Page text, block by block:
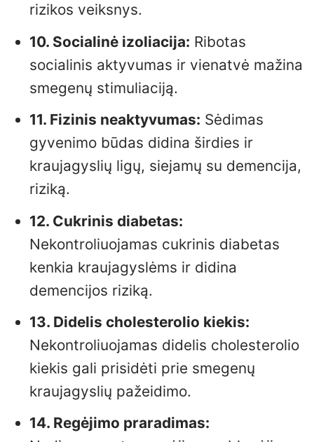
rizikos veiksnys.
10. Socialinė izoliacija: Ribotas
socialinis aktyvumas ir vienatvė mažina
smegenų stimuliaciją.
11. Fizinis neaktyvumas: Sėdimas
gyvenimo būdas didina širdies ir
kraujagyslių ligų, siejamų su demencija,
riziką.
12. Cukrinis diabetas:
Nekontroliuojamas cukrinis diabetas
kenkia kraujagyslėms ir didina
demencijos riziką.
13. Didelis cholesterolio kiekis:
Nekontroliuojamas didelis cholesterolio
kiekis gali prisidėti prie smegenų
kraujagyslių pažeidimo.
14. Regėjimo praradimas: